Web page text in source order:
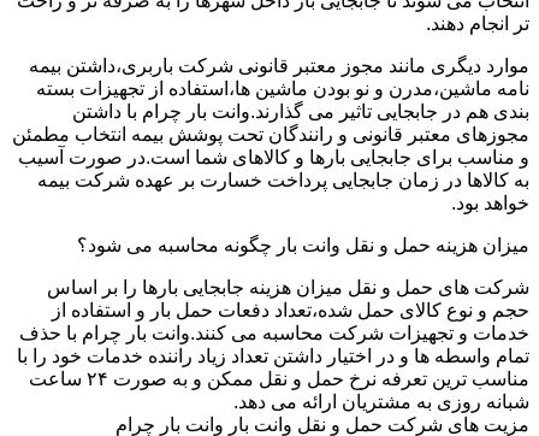
تر انجام دهند.
موارد دیگری مانند مجوز معتبر قانونی شرکت باربری،داشتن بیمه
نامه ماشین،مدرن و نو بودن ماشین ها،استفاده از تجهیزات بسته
بندی هم در جابجایی تاثیر می گذارند.وانت بار چرام با داشتن
مجوزهای معتبر قانونی و رانندگان تحت پوشش بیمه انتخاب مطمئن
و مناسب برای جابجایی بارها و کالاهای شما است.در صورت آسیب
به کالاها در زمان جابجایی پرداخت خسارت بر عهده شرکت بیمه
خواهد بود.
میزان هزینه حمل و نقل وانت بار چگونه محاسبه می شود؟
شرکت های حمل و نقل میزان هزینه جابجایی بارها را بر اساس
حجم و نوع کالای حمل شده،تعداد دفعات حمل بار و استفاده از
خدمات و تجهیزات شرکت محاسبه می کنند.وانت بار چرام با حذف
تمام واسطه ها و در اختیار داشتن تعداد زیاد راننده خدمات خود را با
مناسب ترین تعرفه نرخ حمل و نقل ممکن و به صورت ۲۴ ساعت
شبانه روزی به مشتریان ارائه می دهد.
مزیت های شرکت حمل و نقل وانت بار وانت بار چرام